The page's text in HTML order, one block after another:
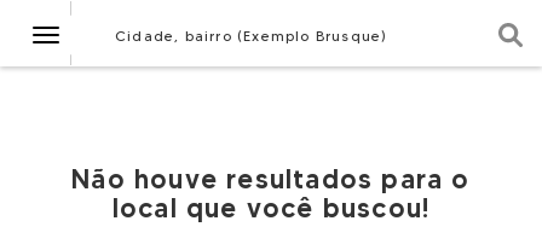
NavegaçãoCidade, bairro (Exemplo Brusque)
Não houve resultados para o
local que você buscou!